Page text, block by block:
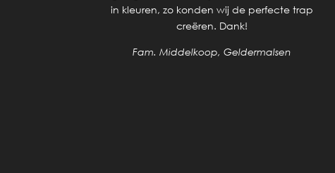
in kleuren, zo konden wij de perfecte trap
creëren. Dank!
Fam. Middelkoop, Geldermalsen